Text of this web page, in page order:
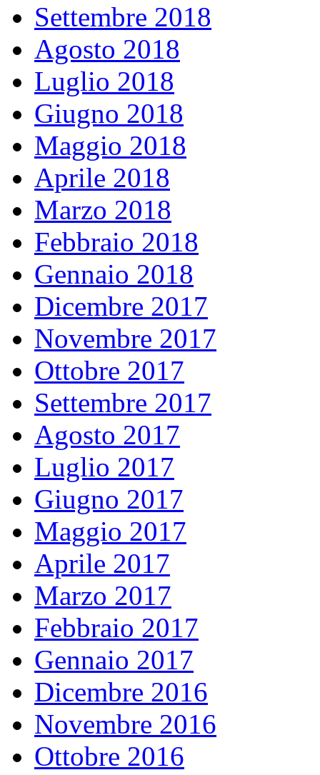
Settembre 2018
Agosto 2018
Luglio 2018
Giugno 2018
Maggio 2018
Aprile 2018
Marzo 2018
Febbraio 2018
Gennaio 2018
Dicembre 2017
Novembre 2017
Ottobre 2017
Settembre 2017
Agosto 2017
Luglio 2017
Giugno 2017
Maggio 2017
Aprile 2017
Marzo 2017
Febbraio 2017
Gennaio 2017
Dicembre 2016
Novembre 2016
Ottobre 2016